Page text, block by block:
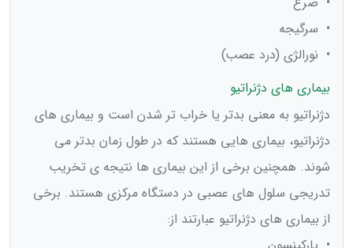
• سرگیجه
• نورالژی (درد عصب)
بیماری ‌های دژنراتیو
دژنراتیو به معنی بدتر یا خراب تر شدن است و بیماری های
دژنراتیو، بیماری هایی هستند که در طول زمان بدتر می
شوند. همچنین برخی از این بیماری ها نتیجه ی تخریب
تدریجی سلول های عصبی در دستگاه مرکزی هستند. برخی
از بیماری های دژنراتیو عبارتند از: